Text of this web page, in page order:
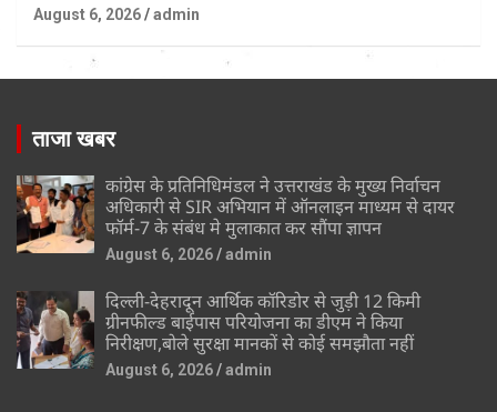
August 6, 2026 admin
ताजा खबर
कांग्रेस के प्रतिनिधिमंडल ने उत्तराखंड के मुख्य निर्वाचन
अधिकारी से SIR अभियान में ऑनलाइन माध्यम से दायर
फॉर्म-7 के संबंध मे मुलाकात कर सौंपा ज्ञापन
August 6, 2026 admin
दिल्ली-देहरादून आर्थिक कॉरिडोर से जुड़ी 12 किमी
ग्रीनफील्ड बाईपास परियोजना का डीएम ने किया
निरीक्षण,बोले सुरक्षा मानकों से कोई समझौता नहीं
August 6, 2026 admin